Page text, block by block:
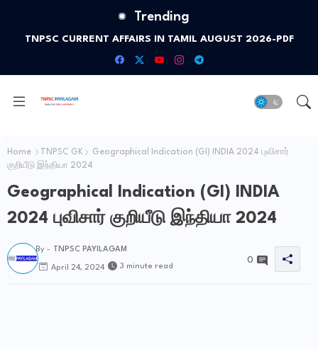
Trending
TNPSC CURRENT AFFAIRS IN TAMIL AUGUST 2026-PDF
லோக்மான்ய திலகர் தேசிய விருது 2026 -TNPSC CURRENT
AFFAIRS IN TAMIL AUGUST 2026
Home TNPSC GK
Geographical Indication (GI) INDIA 2024 புவிசார்
குறியீடு இந்தியா 2024
Geographical Indication (GI) INDIA
2024 புவிசார் குறியீடு இந்தியா 2024
By - TNPSC PAYILAGAM
April 24, 2024 3 minute read
0